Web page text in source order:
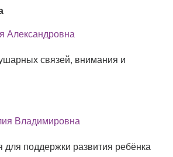
Александровна
связей, внимания и
Владимировна
для поддержки развития ребёнка